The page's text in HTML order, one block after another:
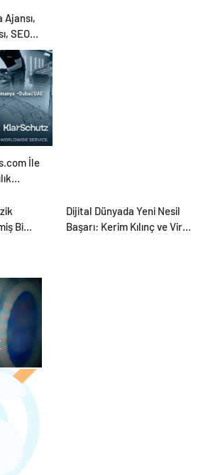
SEO
Ajansı
İle
Bir
Dijital Dünyada Yeni Nesil
Başarı: Kerim Kılınç ve Viral